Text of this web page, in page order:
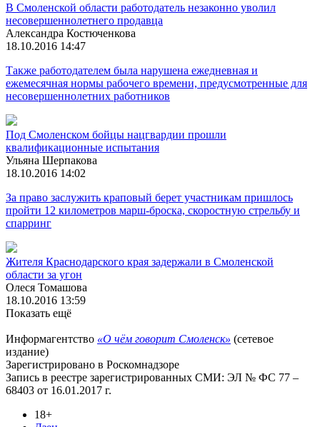
В Смоленской области работодатель незаконно уволил
несовершеннолетнего продавца
Александра Костюченкова
18.10.2016 14:47
Также работодателем была нарушена ежедневная и
ежемесячная нормы рабочего времени, предусмотренные для
несовершеннолетних работников
Под Смоленском бойцы нацгвардии прошли
квалификационные испытания
Ульяна Шерпакова
18.10.2016 14:02
За право заслужить краповый берет участникам пришлось
пройти 12 километров марш-броска, скоростную стрельбу и
спарринг
Жителя Краснодарского края задержали в Смоленской
области за угон
Олеся Томашова
18.10.2016 13:59
Показать ещё
Информагентство «О чём говорит Смоленск» (сетевое
издание)
Зарегистрировано в Роскомнадзоре
Запись в реестре зарегистрированных СМИ: ЭЛ № ФС 77 –
68403 от 16.01.2017 г.
18+